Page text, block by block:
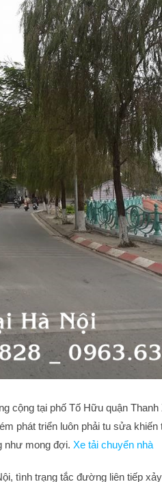
cộng tại phố Tố Hữu quận Thanh
phát triển luôn phải tu sửa khiến
như mong đợi. Xe tải chuyển nhà
tình trạng tắc đường liên tiếp